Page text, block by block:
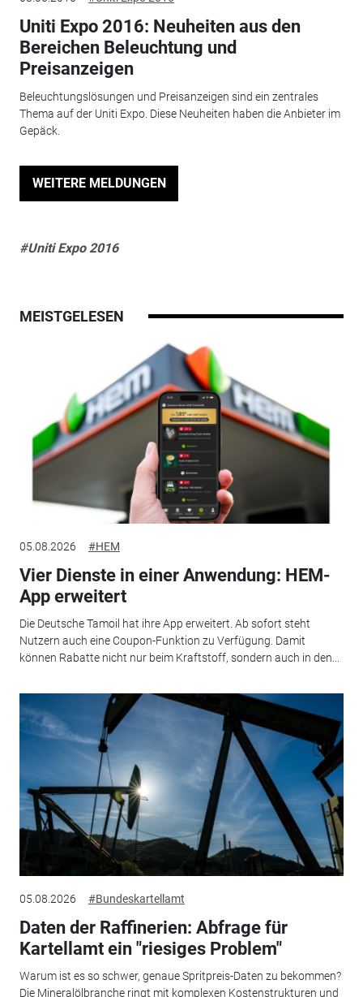
Uniti Expo 2016: Neuheiten aus den
Bereichen Beleuchtung und
Preisanzeigen
Beleuchtungslösungen und Preisanzeigen sind ein zentrales
Thema auf der Uniti Expo. Diese Neuheiten haben die Anbieter im
Gepäck.
WEITERE MELDUNGEN
#Uniti Expo 2016
MEISTGELESEN
05.08.2026 #HEM
Vier Dienste in einer Anwendung: HEM-
App erweitert
Die Deutsche Tamoil hat ihre App erweitert. Ab sofort steht
Nutzern auch eine Coupon-Funktion zu Verfügung. Damit
können Rabatte nicht nur beim Kraftstoff, sondern auch in den...
05.08.2026 #Bundeskartellamt
Daten der Raffinerien: Abfrage für
Kartellamt ein "riesiges Problem"
Warum ist es so schwer, genaue Spritpreis-Daten zu bekommen?
Die Mineralölbranche ringt mit komplexen Kostenstrukturen und